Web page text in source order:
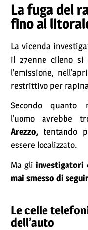
La fuga del
fino al
La vicenda
il 27enne cileno
l’emissione,
restrittivo per
Secondo quanto
l’uomo avrebbe
Arezzo,tentando
essere localizzato.
Ma gli investigatori
mai smesso di
Le celle
dell’auto